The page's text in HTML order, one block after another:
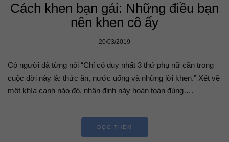
Cách khen bạn gái: Những điều bạn
nên khen cô ấy
20/03/2019
Có người đã từng nói “Chỉ có duy nhất 3 thứ phụ nữ cần trong
cuộc đời này là: thức ăn, nước uống và những lời khen.” Xét về
một khía cạnh nào đó, nhận định này hoàn toàn đúng….
ĐỌC THÊM